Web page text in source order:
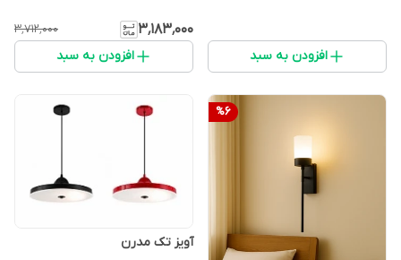
افزودن به سبد
۳٬۱۸۳٬۰۰۰ ۳٬۷۱۲٬۰۰۰
افزودن به سبد
%6
آویز تک مدرن